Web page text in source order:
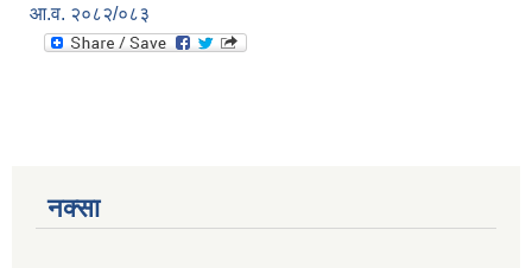
आ.व. २०८२/०८३
नक्सा